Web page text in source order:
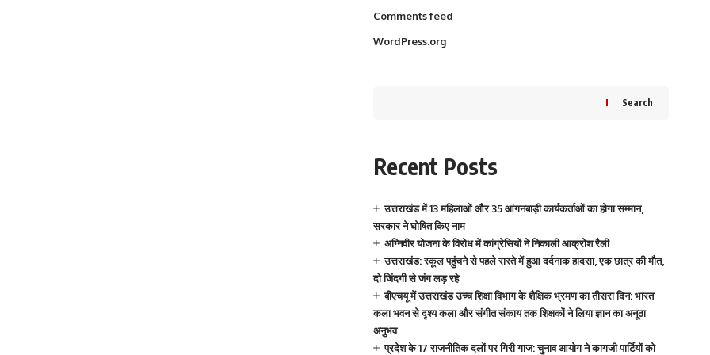
Comments feed
WordPress.org
Search
Recent Posts
उत्तराखंड में 13 महिलाओं और 35 आंगनबाड़ी कार्यकर्ताओं का होगा सम्मान,
सरकार ने घोषित किए नाम
अग्निवीर योजना के विरोध में कांग्रेसियों ने निकाली आक्रोश रैली
उत्तराखंड: स्कूल पहुंचने से पहले रास्ते में हुआ दर्दनाक हादसा, एक छात्र की मौत,
दो जिंदगी से जंग लड़ रहे
बीएचयू में उत्तराखंड उच्च शिक्षा विभाग के शैक्षिक भ्रमण का तीसरा दिन: भारत
कला भवन से दृश्य कला और संगीत संकाय तक शिक्षकों ने लिया ज्ञान का अनूठा
अनुभव
प्रदेश के 17 राजनीतिक दलों पर गिरी गाज: चुनाव आयोग ने कागजी पार्टियों को